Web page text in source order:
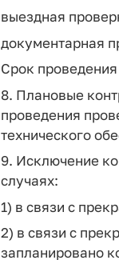
выездная
документарная
Срок
8. Плановые
проведения
технического
9. Исключение
случаях:
1) в связи с
2) в связи с
запланировано